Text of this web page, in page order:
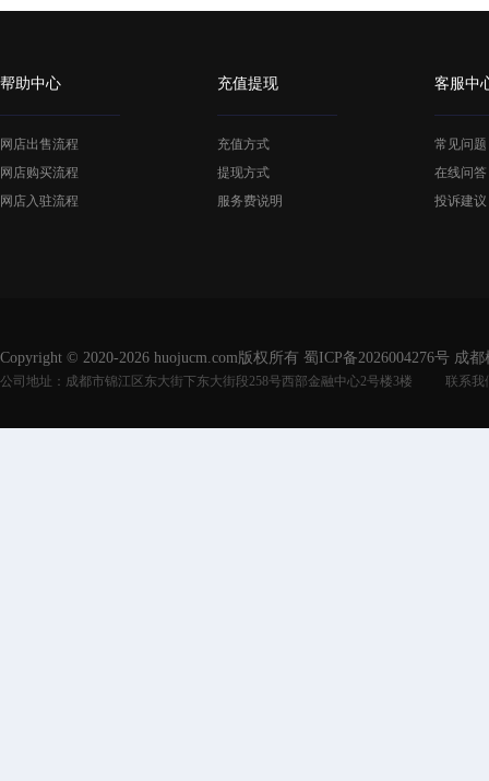
帮助中心
网店出售流程
网店购买流程
网店入驻流程
充值提现
充值方式
提现方式
服务费说明
客服中
常见问题
在线问答
投诉建议
Copyright © 2020-2026 huojucm.com版权所有 蜀ICP备2026004276号 成都
公司地址：成都市锦江区东大街下东大街段258号西部金融中心2号楼3楼 联系我